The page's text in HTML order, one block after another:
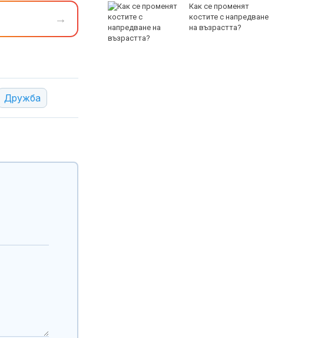
→
Дружба
фентанил не е
Как се променят
костите с напредване
на възрастта?